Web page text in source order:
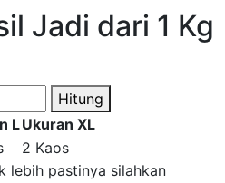
Jadi dari 1 Kg
Hitung
LUkuran XL
2 Kaos
lebih pastinya silahkan